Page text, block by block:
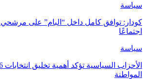
سياسة
اجتماعًا
سياسة
المواطنة